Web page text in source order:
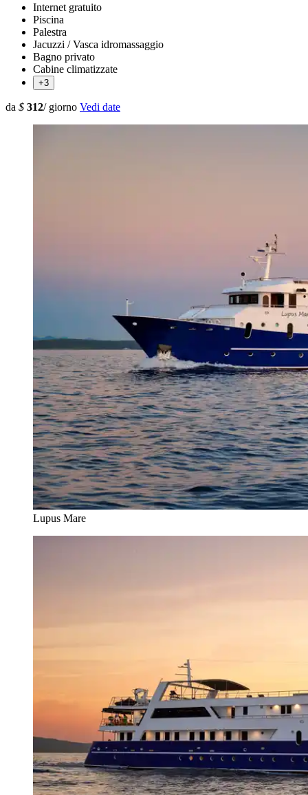
Internet gratuito
Piscina
Palestra
Jacuzzi / Vasca idromassaggio
Bagno privato
Cabine climatizzate
+3
da $ 312/ giorno Vedi date
Lupus Mare